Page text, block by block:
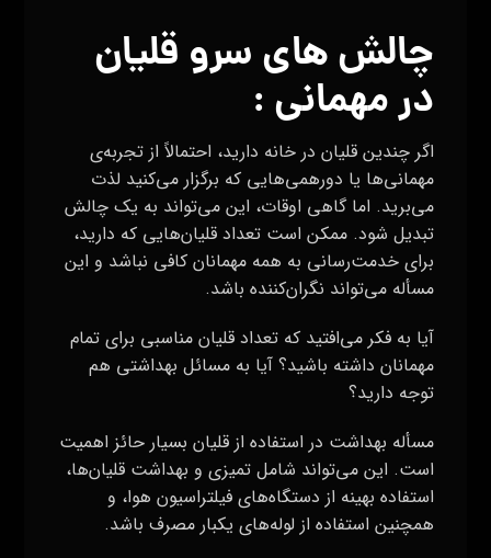
چالش های سرو قلیان
در مهمانی :
اگر چندین قلیان در خانه دارید، احتمالاً از تجربه‌ی
مهمانی‌ها یا دورهمی‌هایی که برگزار می‌کنید لذت
می‌برید. اما گاهی اوقات، این می‌تواند به یک چالش
تبدیل شود. ممکن است تعداد قلیان‌هایی که دارید،
برای خدمت‌رسانی به همه مهمانان کافی نباشد و این
مسأله می‌تواند نگران‌کننده باشد.
آیا به فکر می‌افتید که تعداد قلیان مناسبی برای تمام
مهمانان داشته باشید؟ آیا به مسائل بهداشتی هم
توجه دارید؟
مسأله بهداشت در استفاده از قلیان بسیار حائز اهمیت
است. این می‌تواند شامل تمیزی و بهداشت قلیان‌ها،
استفاده بهینه از دستگاه‌های فیلتراسیون هوا، و
همچنین استفاده از لوله‌های یکبار مصرف باشد.